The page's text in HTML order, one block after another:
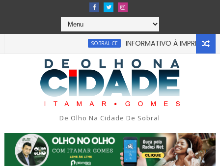
SOBRAL-CE INFORMATIVO À IMPRENSA
em tragédia na tarde da última segunda-feira 13/07/2026 na
De Olho Na Cidade De Sobral